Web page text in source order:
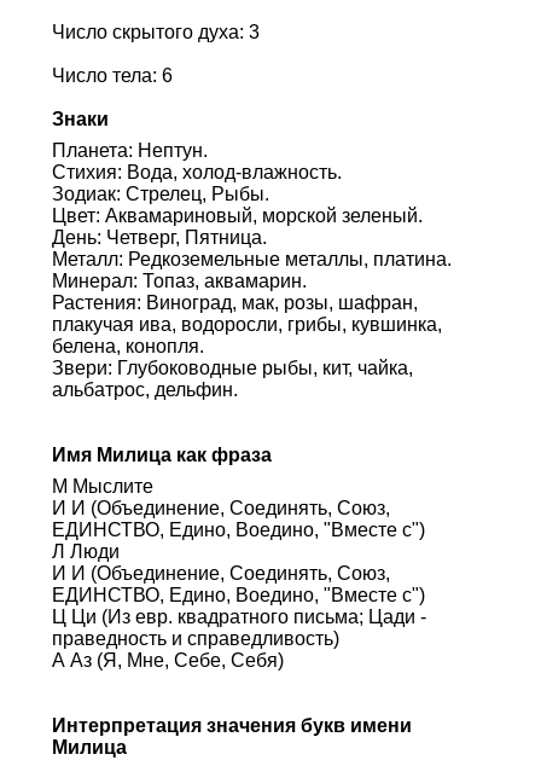
Число скрытого духа: 3
Число тела: 6
Знаки
Планета: Нептун.
Стихия: Вода, холод-влажность.
Зодиак: Стрелец, Рыбы.
Цвет: Аквамариновый, морской зеленый.
День: Четверг, Пятница.
Металл: Редкоземельные металлы, платина.
Минерал: Топаз, аквамарин.
Растения: Виноград, мак, розы, шафран,
плакучая ива, водоросли, грибы, кувшинка,
белена, конопля.
Звери: Глубоководные рыбы, кит, чайка,
альбатрос, дельфин.
Имя Милица как фраза
М Мыслите
И И (Объединение, Соединять, Союз,
ЕДИНСТВО, Едино, Воедино, "Вместе с")
Л Люди
И И (Объединение, Соединять, Союз,
ЕДИНСТВО, Едино, Воедино, "Вместе с")
Ц Ци (Из евр. квадратного письма; Цади -
праведность и справедливость)
А Аз (Я, Мне, Себе, Себя)
Интерпретация значения букв имени
Милица